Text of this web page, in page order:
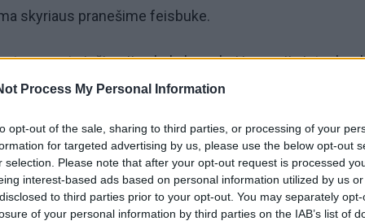
Process My Personal Information
opt-out of the sale, sharing to third parties, or processing of your
for targeted advertising by us, please use the below opt-out
selection. Please note that after your opt-out request is processed
interest-based ads based on personal information utilized by us
to third parties prior to your opt-out. You may separately
of your personal information by third parties on the IAB’s list of
skyriaus pranešime feisbuke.
transporto inžinerijos bakalauro bei inovacijų ir
magistro studijas.
vadovauja uostamiesčio jūrinio sektoriaus
crew“, anksčiau yra dirbęs su jūriniais projektais
padėjėju.